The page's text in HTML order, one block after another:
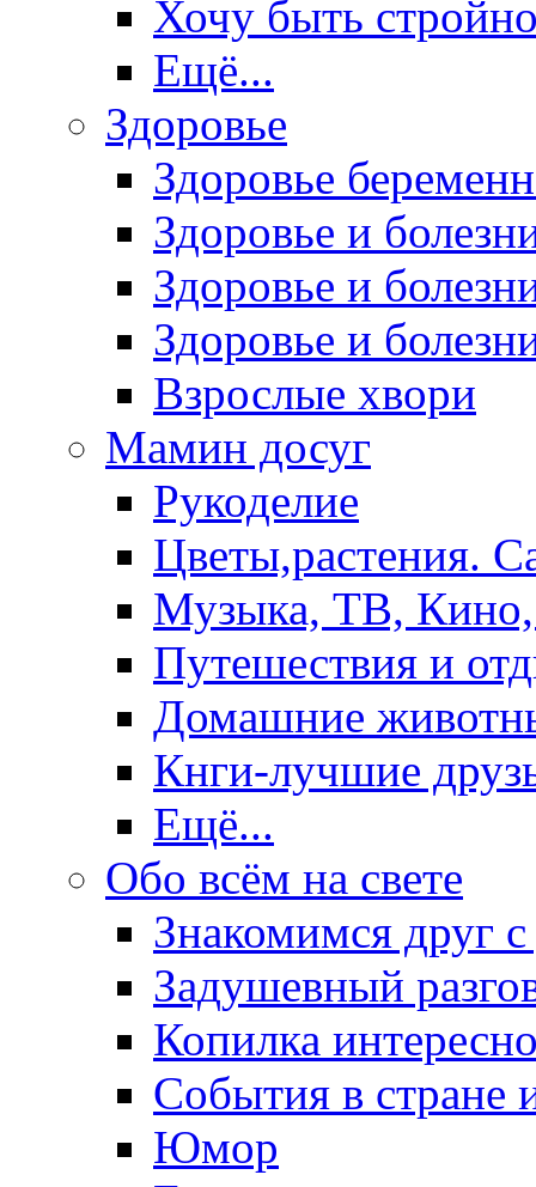
Хочу быть
Ещё...
Здоровье
Здоровье
Здоровье и
Здоровье и
Здоровье и
Взрослые хвори
Мамин досуг
Рукоделие
Цветы,растения.
Музыка, ТВ,
Путешествия и
Домашние
Кнги-лучшие
Ещё...
Обо всём на свете
Знакомимся друг
Задушевный
Копилка
События в стране
Юмор